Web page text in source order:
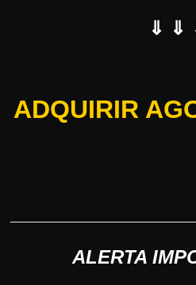
⇓ ⇓
ADQUIRIR
ALERTA